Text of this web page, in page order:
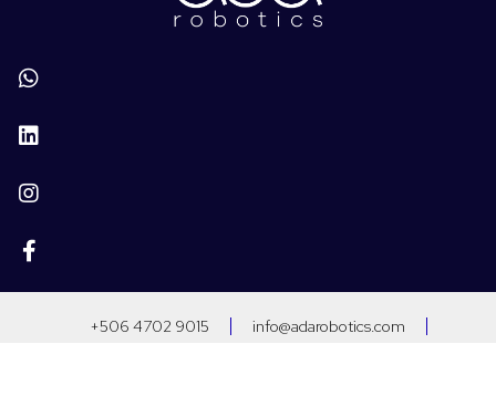
+506 4702 9015
info@adarobotics.com